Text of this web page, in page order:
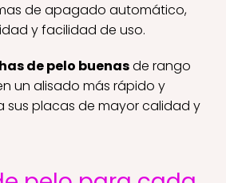
de apagado automático,
y facilidad de uso.
de pelo buenasde rango
un alisado más rápido y
sus placas de mayor calidad y